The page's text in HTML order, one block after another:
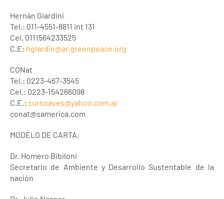
Hernán Giardini
Tel.: 011-4551-8811 int 131
Cel. 0111564233525
C.E: hgiardin@ar.greenpeace.org
CONat
Tel.: 0223-467-3545
Cel.: 0223-154266098
C.E.: cursoaves@yahoo.com.ar
conat@samerica.com
MODELO DE CARTA:
Dr. Homero Bibiloni
Secretario de Ambiente y Desarrollo Sustentable de la
nación